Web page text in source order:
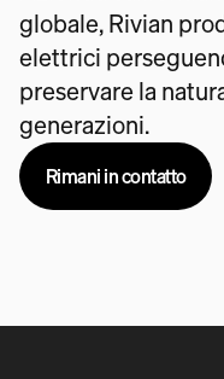
globale, Rivian
elettrici
preservare la
generazioni.
Rimani in contatto